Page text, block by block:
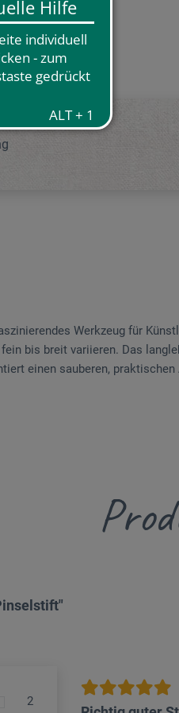
Werkzeug für
fein bis breit variieren. Das
einen sauberen,
2